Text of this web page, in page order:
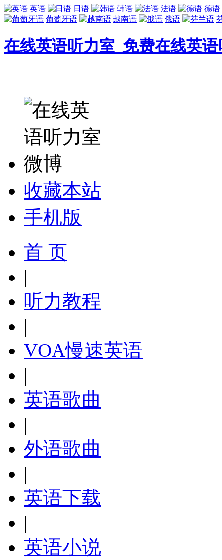
英语 日语 韩语 法语
德语
葡萄牙语
越南语 俄语
在线英语听力室_免费在线英
收藏本站
手机版
首 页
|
听力教程
|
VOA慢速英语
|
英语歌曲
|
外语歌曲
|
英语下载
|
英语小说